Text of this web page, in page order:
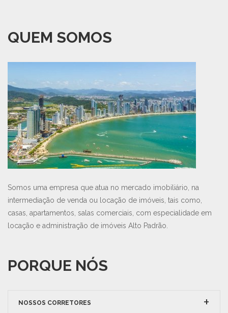
QUEM SOMOS
Somos uma empresa que atua no mercado imobiliário, na
intermediação de venda ou locação de imóveis, tais como,
casas, apartamentos, salas comerciais, com especialidade em
locação e administração de imóveis Alto Padrão.
PORQUE NÓS
NOSSOS CORRETORES